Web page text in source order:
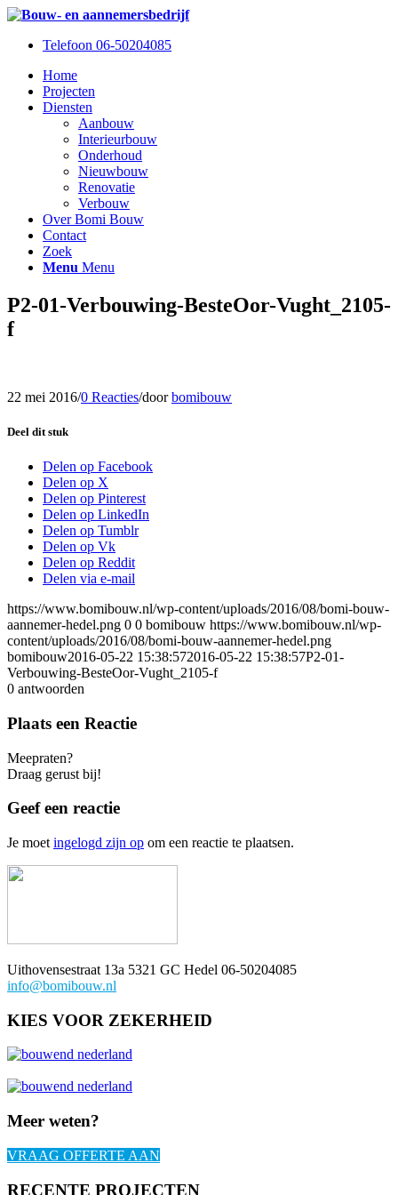
Telefoon 06-50204085
Home
Projecten
Diensten
Aanbouw
Interieurbouw
Onderhoud
Nieuwbouw
Renovatie
Verbouw
Over Bomi Bouw
Contact
Zoek
Menu Menu
P2-01-Verbouwing-BesteOor-Vught_2105-
f
22 mei 2016/0 Reacties/doorbomibouw
Deel dit stuk
Delen op Facebook
Delen op X
Delen op Pinterest
Delen op LinkedIn
Delen op Tumblr
Delen op Vk
Delen op Reddit
Delen via e-mail
https://www.bomibouw.nl/wp-content/uploads/2016/08/bomi-bouw-
aannemer-hedel.png 0 0 bomibouw https://www.bomibouw.nl/wp-
content/uploads/2016/08/bomi-bouw-aannemer-hedel.png
bomibouw2016-05-22 15:38:572016-05-22 15:38:57P2-01-
Verbouwing-BesteOor-Vught_2105-f
0 antwoorden
Plaats een Reactie
Meepraten?
Draag gerust bij!
Geef een reactie
Je moet ingelogd zijn op om een reactie te plaatsen.
Uithovensestraat 13a 5321 GC Hedel 06-50204085
info@bomibouw.nl
KIES VOOR ZEKERHEID
Meer weten?
VRAAG OFFERTE AAN
RECENTE PROJECTEN